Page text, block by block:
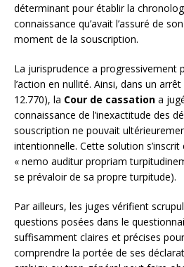
déterminant pour établir la
connaissance qu’avait l’assuré de
moment de la souscription.
La jurisprudence a progressivement
l’action en nullité. Ainsi, dans un
12.770), la Cour de cassation a
connaissance de l’inexactitude des
souscription ne pouvait
intentionnelle. Cette solution s’inscrit
« nemo auditur propriam
se prévaloir de sa propre turpitude).
Par ailleurs, les juges vérifient
questions posées dans le
suffisamment claires et précises
comprendre la portée de ses